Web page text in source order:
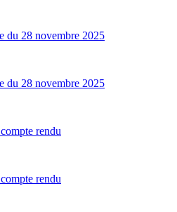
du 28 novembre 2025
du 28 novembre 2025
rendu
rendu